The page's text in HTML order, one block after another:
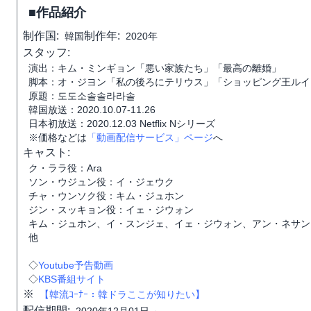
■作品紹介
制作国: 韓国制作年: 2020年
スタッフ:
演出：キム・ミンギョン「悪い家族たち」「最高の離婚」
脚本：オ・ジヨン「私の後ろにテリウス」「ショッピング王ル
原題：도도소솔솔라라솔
韓国放送：2020.10.07-11.26
日本初放送：2020.12.03 Netflix Nシリーズ
※価格などは 「動画配信サービス」ページへ
キャスト:
ク・ララ役：Ara
ソン・ウジュン役：イ・ジェウク
チャ・ウンソク役：キム・ジュホン
ジン・スッキョン役：イェ・ジウォン
キム・ジュホン、イ・スンジェ、イェ・ジウォン、アン・ネサン
他
◇Youtube予告動画
◇KBS番組サイト
※ 【韓流ｺｰﾅｰ：韓ドラここが知りたい】